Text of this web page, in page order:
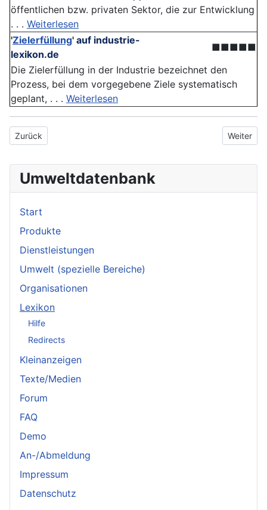
öffentlichen bzw. privaten Sektor, die zur Entwicklung
. . . Weiterlesen
'Zielerfüllung' auf industrie-
lexikon.de
■■■■■
Die Zielerfüllung in der Industrie bezeichnet den
Prozess, bei dem vorgegebene Ziele systematisch
geplant, . . . Weiterlesen
Vorheriger Beitrag: Kommerzialisierung
Zurück Nächster
Weiter
Umweltdatenbank
Start
Produkte
Dienstleistungen
Umwelt (spezielle Bereiche)
Organisationen
Lexikon
Hilfe
Redirects
Kleinanzeigen
Texte/Medien
Forum
FAQ
Demo
An-/Abmeldung
Impressum
Datenschutz